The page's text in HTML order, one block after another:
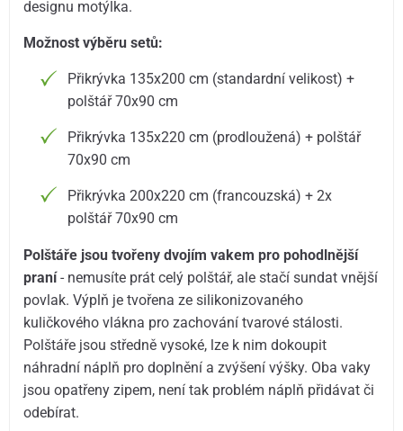
designu motýlka.
Možnost výběru setů:
Přikrývka 135x200 cm (standardní velikost) +
polštář 70x90 cm
Přikrývka 135x220 cm (prodloužená) + polštář
70x90 cm
Přikrývka 200x220 cm (francouzská) + 2x
polštář 70x90 cm
Polštáře jsou tvořeny dvojím vakem pro pohodlnější
praní- nemusíte prát celý polštář, ale stačí sundat vnější
povlak. Výplň je tvořena ze silikonizovaného
kuličkového vlákna pro zachování tvarové stálosti.
Polštáře jsou středně vysoké, lze k nim dokoupit
náhradní náplň pro doplnění a zvýšení výšky. Oba vaky
jsou opatřeny zipem, není tak problém náplň přidávat či
odebírat.